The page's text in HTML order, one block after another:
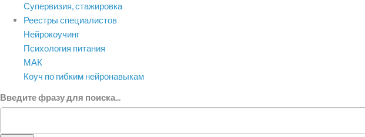
Супервизия, стажировка
Реестры специалистов
Нейрокоучинг
Психология питания
МАК
Коуч по гибким нейронавыкам
Введите фразу для поиска...